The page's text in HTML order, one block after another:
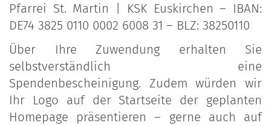
Pfarrei St. Martin | KSK Euskirchen – IBAN:
DE74 3825 0110 0002 6008 31 – BLZ: 38250110
Über Ihre Zuwendung erhalten Sie
selbstverständlich eine
Spendenbescheinigung. Zudem würden wir
Ihr Logo auf der Startseite der geplanten
Homepage präsentieren – gerne auch auf